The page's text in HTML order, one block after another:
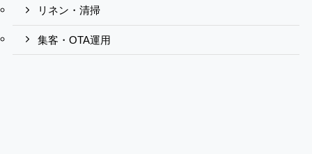
リネン・清掃
集客・OTA運用